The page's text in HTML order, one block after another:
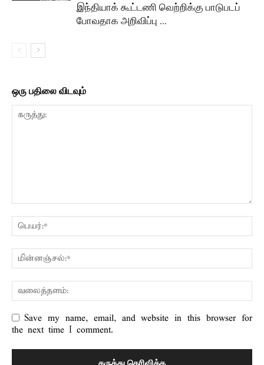
இந்தியாக் கூட்டணி வெற்றிக்கு பாடுபடப்
போவதாக அறிவிப்பு …
ஒரு பதிலை விடவும்
Save my name, email, and website in this browser for
the next time I comment.